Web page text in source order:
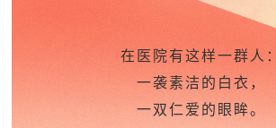
在医院有这样一群人：
一袭素洁的白衣，
一双仁爱的眼眸。